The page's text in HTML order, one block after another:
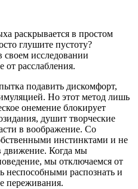
раскрывается в простом
глушите пустоту?
исследовании
от расслабления.
подавить дискомфорт,
Но этот метод лишь
онемение блокирует
душит творческие
в воображение. Со
инстинктами и не
движение. Когда мы
мы отключаемся от
неспособными распознать и
переживания.